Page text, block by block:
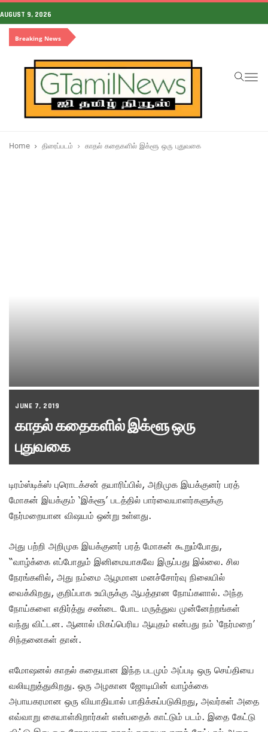
AUGUST 9, 2026
Breaking News
Home திரைப்படம் காதல் கதைகளில் இக்ளூ ஒரு புதுவகை
JUNE 7, 2019
காதல் கதைகளில் இக்ளூ ஒரு
புதுவகை
டிரம்ஸ்டிக்ஸ் புரொடக்சன் தயாரிப்பில், அறிமுக இயக்குனர் பரத்
மோகன் இயக்கும் ‘இக்ளூ’ படத்தில் பார்வையாளர்களுக்கு
நேர்மறையான விஷயம் ஒன்று உள்ளது.
அது பற்றி அறிமுக இயக்குனர் பரத் மோகன் கூறும்போது,
“வாழ்க்கை எப்போதும் இனிமையாகவே இருப்பது இல்லை. சில
நேரங்களில், அது நம்மை ஆழமான மனச்சோர்வு நிலையில்
வைக்கிறது, குறிப்பாக உயிருக்கு ஆபத்தான நோய்களால். அந்த
நோய்களை எதிர்த்து சண்டை போட மருத்துவ முன்னேற்றங்கள்
வந்து விட்டன. ஆனால் மிகப்பெரிய ஆயுதம் என்பது நம் ‘நேர்மறை’
சிந்தனைகள் தான்.
எமோஷனல் காதல் கதையான இந்த படமும் அப்படி ஒரு செய்தியை
வலியுறுத்துகிறது. ஒரு அழகான ஜோடியின் வாழ்க்கை
அபாயகரமான ஒரு வியாதியால் பாதிக்கப்படுகிறது, அவர்கள் அதை
எவ்வாறு கையாள்கிறார்கள் என்பதைக் காட்டும் படம். இதை கேட்டு